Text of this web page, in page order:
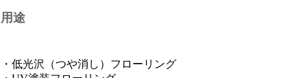
用途
・低光沢（つや消し）フローリング